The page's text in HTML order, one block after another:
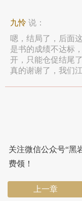
九怜 说：
嗯，结局了，后面
是书的成绩不达标
开，只能仓促结尾
真的谢谢了，我们
关注微信公众号“黑
费领！
上一章